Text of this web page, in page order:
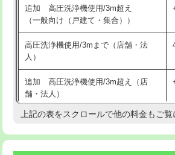
マス交換（深さ50㎝以上）
コンクリート斫り（厚さ10㎝まで）
コンクリート斫り（厚さ10㎝超え）
モルタル補修（厚さ10㎝まで）
モルタル補修（厚さ10㎝超え）
洗面台設置
持込商品取付（混合水栓）
給水管工事※（ホール加工)
給水管工事※（バンド止め)
給水管工事※（支持金具設置)
給水管工事※（保温材使用（バンド止
め込み）)
追加 高圧洗浄機使用/3m超え
（一般向け（戸建て・集合））
高圧洗浄機使用/3mまで（店舗・法
人）
追加 高圧洗浄機使用/3m超え（店
舗・法人）
高度高圧洗浄換
上記の表をスクロールで他の料金もご覧